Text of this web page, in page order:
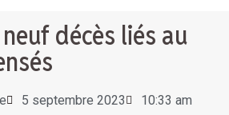
décès liés au
5 septembre 2023
10:33 am